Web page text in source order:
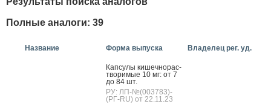
Полные аналоги: 39
Название Форма выпуска Владелец рег. уд.
Кап­су­лы ки­шеч­но­рас­
тво­римые 10 мг: от 7
до 84 шт.
РУ: ЛП-№(003783)-
(РГ-RU) от 22.11.23